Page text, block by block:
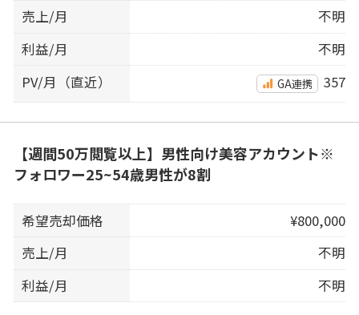
売上/月
不明
利益/月
不明
PV/月（直近）
GA連携 357
【週間50万閲覧以上】男性向け美容アカウント※
フォロワー25~54歳男性が8割
希望売却価格
¥800,000
売上/月
不明
利益/月
不明